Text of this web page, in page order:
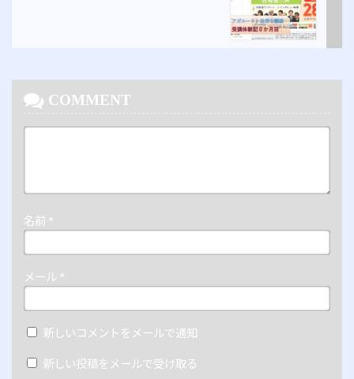
COMMENT
名前 *
メール *
新しいコメントをメールで通知
新しい投稿をメールで受け取る